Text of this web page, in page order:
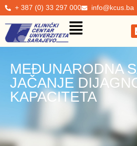
+ 387 (0) 33 297 000 info@kcus.ba
MEĐUNARODNA
JAČANJE
KAPACITETA